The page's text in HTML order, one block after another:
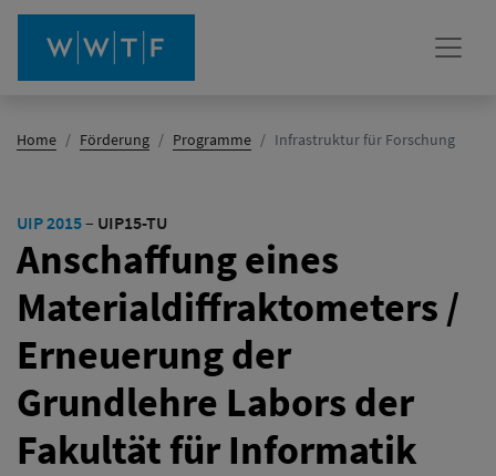
Home Förderung Programme Infrastruktur für Forschung(Aktiv)
UIP 2015– UIP15-TU
Anschaffung eines
Materialdiffraktometers /
Erneuerung der
Grundlehre Labors der
Fakultät für Informatik